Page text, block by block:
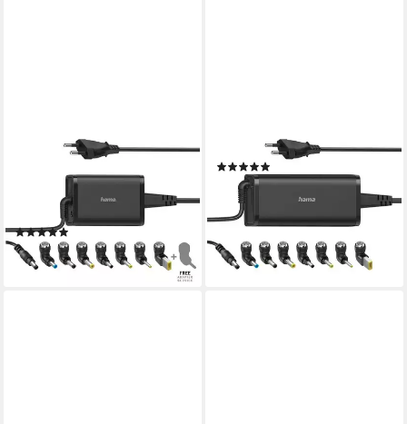
Universal-Notebook-Netzteil,
Notebookstecker Notebook-
ab 53,53 €
lieferbar - in 2-3 Werktagen bei dir
Notebook-Netzteil
ab 75,43 €
lieferbar - in 2-3 Werktagen bei dir